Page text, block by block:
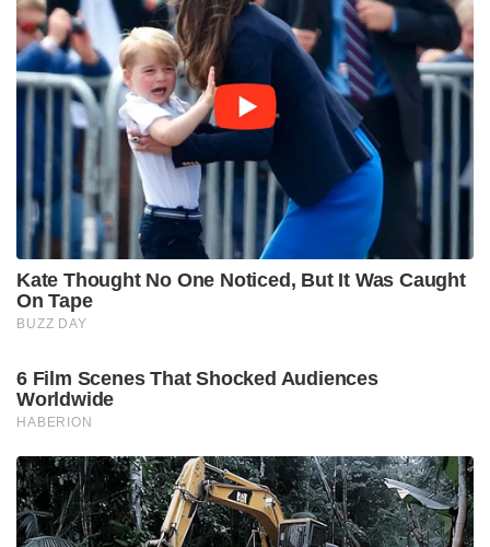
Kate Thought No One Noticed, But It Was Caught
On Tape
BUZZ DAY
6 Film Scenes That Shocked Audiences
Worldwide
HABERION